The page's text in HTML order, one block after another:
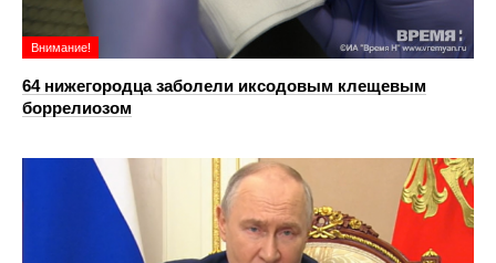
Внимание!
64 нижегородца заболели иксодовым клещевым
боррелиозом